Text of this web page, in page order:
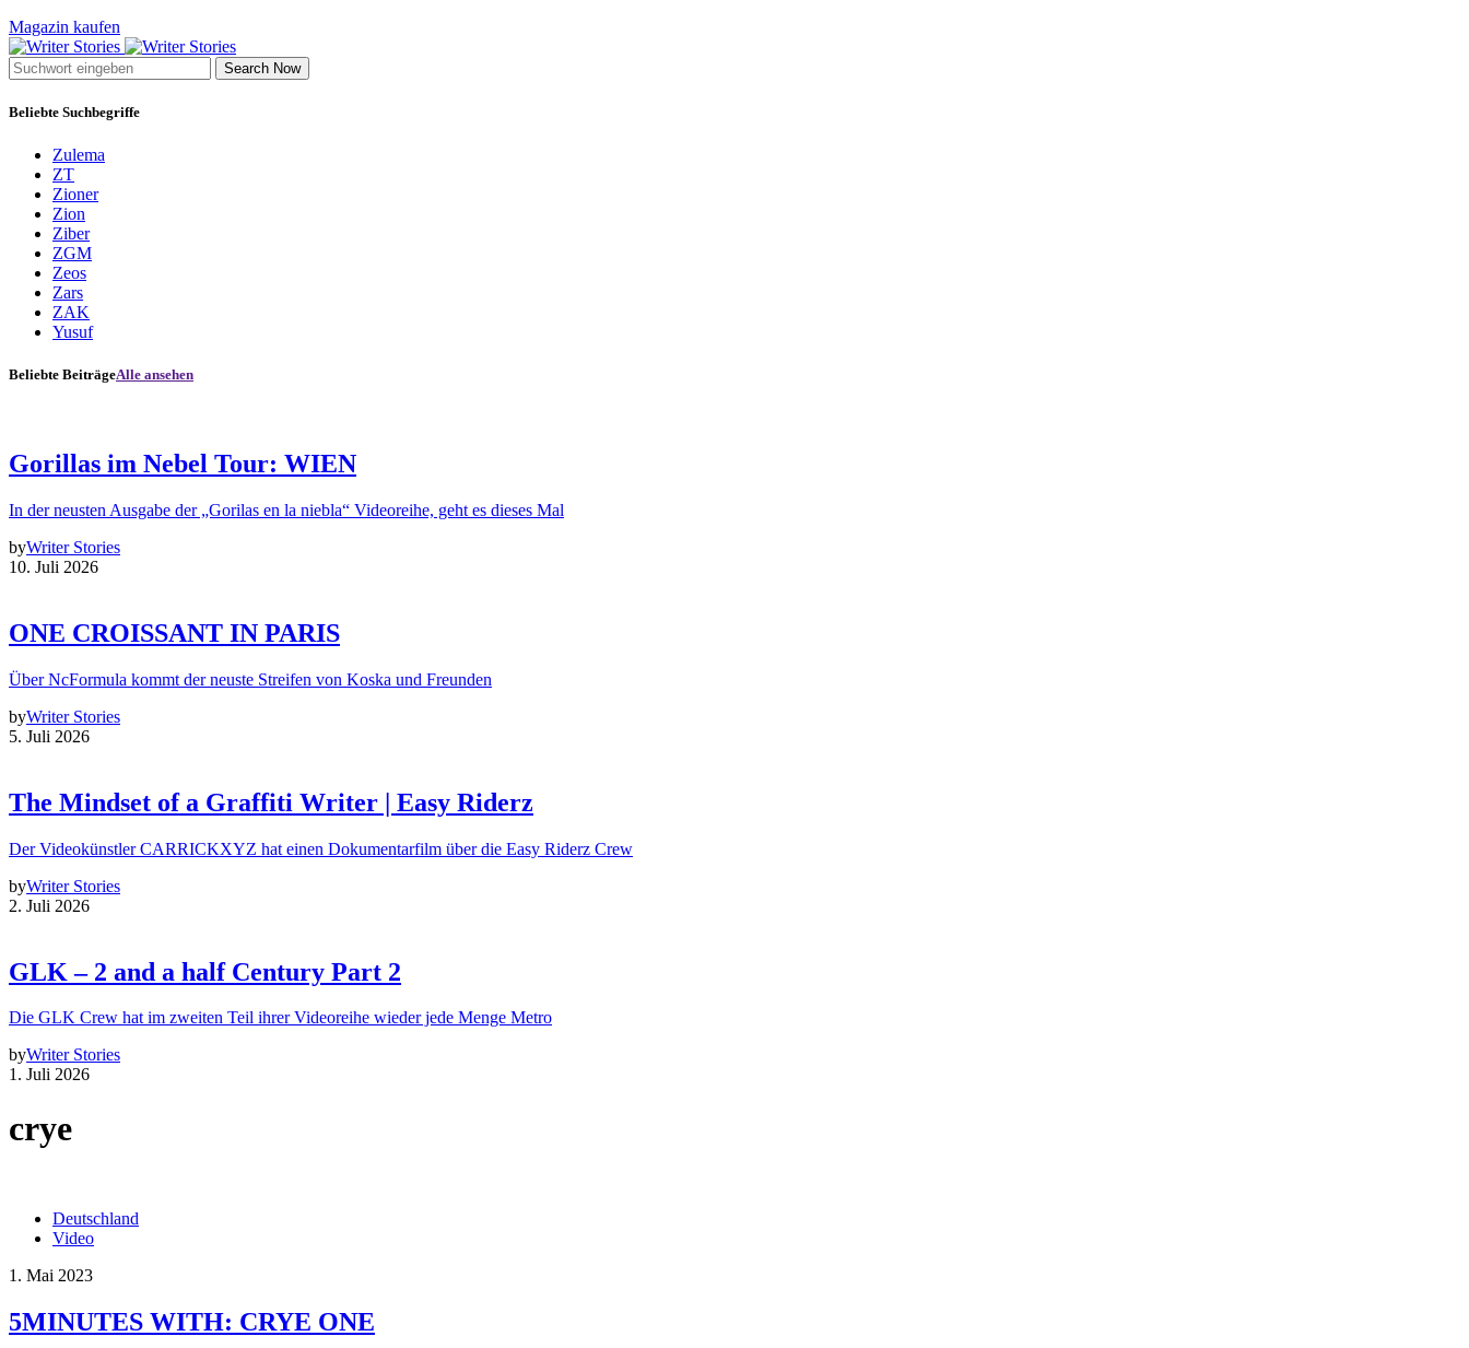
Magazin kaufen
Search Now
Beliebte Suchbegriffe
Zulema
ZT
Zioner
Zion
Ziber
ZGM
Zeos
Zars
ZAK
Yusuf
Beliebte BeiträgeAlle ansehen
Gorillas im Nebel Tour: WIEN
In der neusten Ausgabe der „Gorilas en la niebla“ Videoreihe, geht es dieses Mal
byWriter Stories
10. Juli 2026
ONE CROISSANT IN PARIS
Über NcFormula kommt der neuste Streifen von Koska und Freunden
byWriter Stories
5. Juli 2026
The Mindset of a Graffiti Writer | Easy Riderz
Der Videokünstler CARRICKXYZ hat einen Dokumentarfilm über die Easy Riderz Crew
byWriter Stories
2. Juli 2026
GLK – 2 and a half Century Part 2
Die GLK Crew hat im zweiten Teil ihrer Videoreihe wieder jede Menge Metro
byWriter Stories
1. Juli 2026
crye
Deutschland
Video
1. Mai 2023
5MINUTES WITH: CRYE ONE